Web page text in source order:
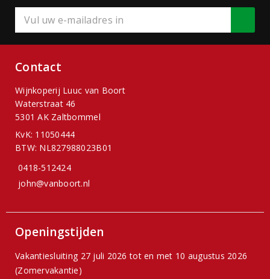
Contact
Wijnkoperij Luuc van Boort
Waterstraat 46
5301 AK Zaltbommel
KvK: 11050444
BTW: NL827988023B01
0418-512424
john@vanboort.nl
Openingstijden
Vakantiesluiting 27 juli 2026 tot en met 10 augustus 2026
(Zomervakantie)